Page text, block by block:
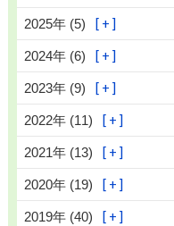
2025年 (5)
2024年 (6)
2023年 (9)
2022年 (11)
2021年 (13)
2020年 (19)
2019年 (40)